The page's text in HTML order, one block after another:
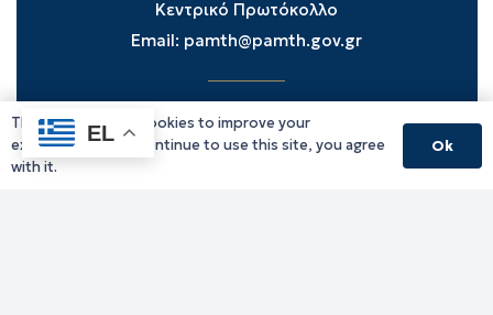
Κεντρικό Πρωτόκολλο
Email: pamth@pamth.gov.gr
Υπηρεσίες Δράμας
Υπηρεσίες Καβάλας
EL
This website uses cookies to improve your
experience. If you continue to use this site, you agree
with it.
Ok